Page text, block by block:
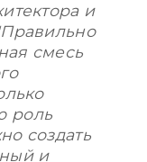
и
смесь
роль
создать
и